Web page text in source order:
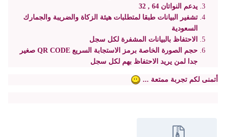
يدعم النواتان 64 , 32
تشفير البيانات طبقا لمتطلبات هيئة الزكاة والضريبة والجمارك
السعودية
الاحتفاظ بالبيانات المشفرة لكل سجل
حجم الصورة الخاصة برمز الاستجابة السريع QR CODE صغير
جدا لمن يريد الاحتفاظ بهم لكل سجل
أتمنى لكم تجربة ممتعة ...